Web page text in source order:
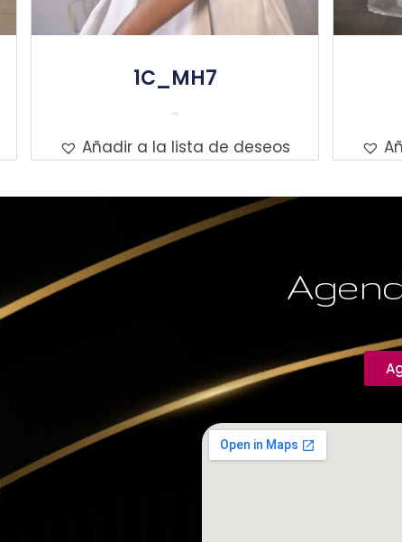
1C_MH7
Añadir a la lista de deseos